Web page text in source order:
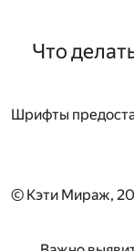
Что
Шрифты
© Кэти Мираж,